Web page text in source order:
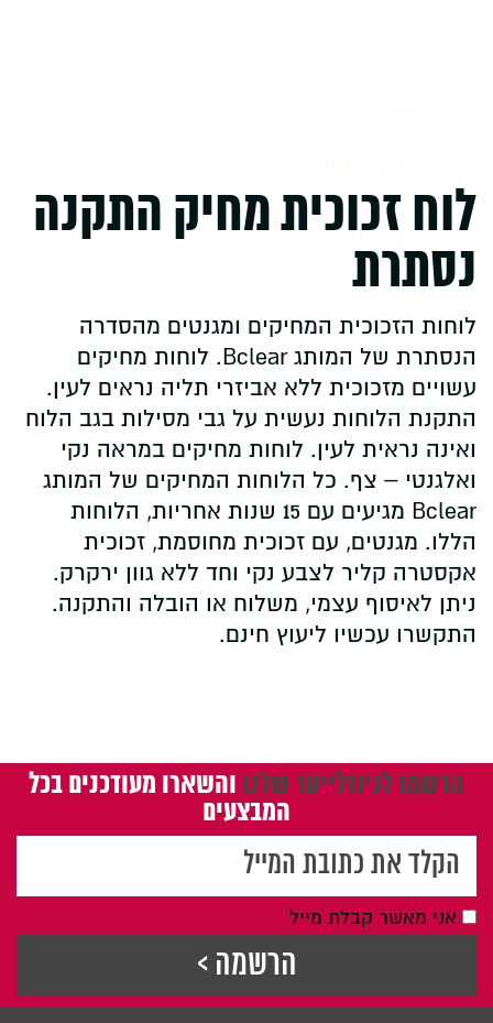
לוח זכוכית מחיק התקנה
נסתרת
לוחות הזכוכית המחיקים ומגנטים מהסדרה
הנסתרת של המותג Bclear. לוחות מחיקים
עשויים מזכוכית ללא אביזרי תליה נראים לעין.
התקנת הלוחות נעשית על גבי מסילות בגב הלוח
ואינה נראית לעין. לוחות מחיקים במראה נקי
ואלגנטי – צף. כל הלוחות המחיקים של המותג
Bclear מגיעים עם 15 שנות אחריות, הלוחות
הללו. מגנטים, עם זכוכית מחוסמת, זכוכית
אקסטרה קליר לצבע נקי וחד ללא גוון ירקרק.
ניתן לאיסוף עצמי, משלוח או הובלה והתקנה.
התקשרו עכשיו ליעוץ חינם.
הרשמו לניוזלייטר שלנו והשארו מעודכנים בכל
המבצעים
אני מאשר קבלת מייל